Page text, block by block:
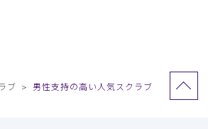
ブ 男性支持の高い人気スクラブ